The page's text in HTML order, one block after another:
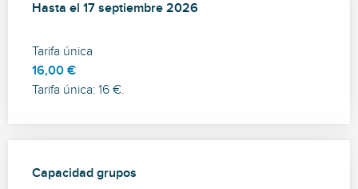
Desde 22 julio 2026hasta17 septiembre 2026
Hasta el 17 septiembre 2026
Tarifa única
16,00 €
Tarifa única: 16 €.
Capacidad grupos
Capacidad grupos